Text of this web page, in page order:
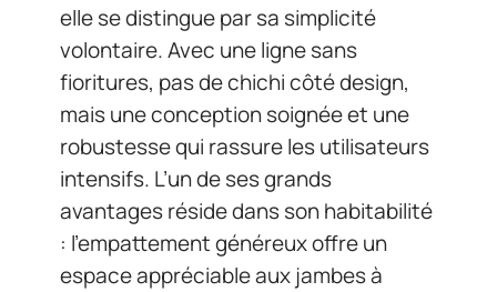
elle se distingue par sa simplicité
volontaire. Avec une ligne sans
fioritures, pas de chichi côté design,
mais une conception soignée et une
robustesse qui rassure les utilisateurs
intensifs. L’un de ses grands
avantages réside dans son habitabilité
: l’empattement généreux offre un
espace appréciable aux jambes à